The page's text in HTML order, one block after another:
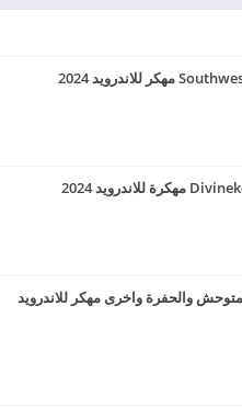
والحفرة واخرى مهكر للاندرويد